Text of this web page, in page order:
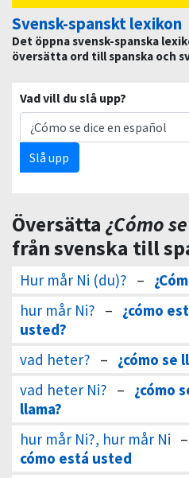
Svensk-spanskt lexikon
Det öppna svensk-spanska
översätta ord till spanska och
Vad vill du slå upp?
Slå upp
Översätta ¿Cómo
från svenska till
Hur mår Ni (du)? –
hur mår Ni? – ¿cómo
usted?
vad heter? – ¿cómo se
vad heter Ni? – ¿cómo
llama?
hur mår Ni?, hur mår Ni –
cómo está usted